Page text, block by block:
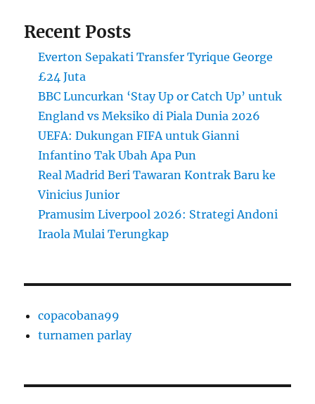
Recent Posts
Everton Sepakati Transfer Tyrique George
£24 Juta
BBC Luncurkan ‘Stay Up or Catch Up’ untuk
England vs Meksiko di Piala Dunia 2026
UEFA: Dukungan FIFA untuk Gianni
Infantino Tak Ubah Apa Pun
Real Madrid Beri Tawaran Kontrak Baru ke
Vinicius Junior
Pramusim Liverpool 2026: Strategi Andoni
Iraola Mulai Terungkap
copacobana99
turnamen parlay